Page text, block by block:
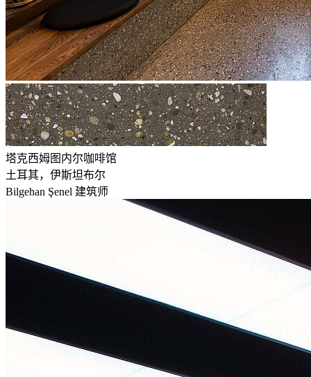
塔克西姆图内尔咖啡馆
土耳其，伊斯坦布尔
Bilgehan Şenel 建筑师